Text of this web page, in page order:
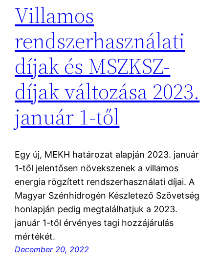
Villamos
rendszerhasználati
díjak és MSZKSZ-
díjak változása 2023.
január 1-től
Egy új, MEKH határozat alapján 2023. január
1-től jelentősen növekszenek a villamos
energia rögzített rendszerhasználati díjai. A
Magyar Szénhidrogén Készletező Szövetség
honlapján pedig megtalálhatjuk a 2023.
január 1-től érvényes tagi hozzájárulás
mértékét.
December 20, 2022